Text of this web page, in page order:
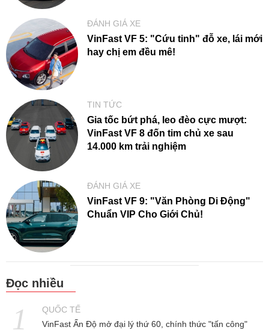
ĐÁNH GIÁ XE
VinFast VF 5: "Cứu tinh" đỗ xe, lái mới
hay chị em đều mê!
TIN TỨC
Gia tốc bứt phá, leo đèo cực mượt:
VinFast VF 8 đốn tim chủ xe sau
14.000 km trải nghiệm
ĐÁNH GIÁ XE
VinFast VF 9: "Văn Phòng Di Động"
Chuẩn VIP Cho Giới Chủ!
Đọc nhiều
QUỐC TẾ
VinFast Ấn Độ mở đại lý thứ 60, chính thức "tấn công"